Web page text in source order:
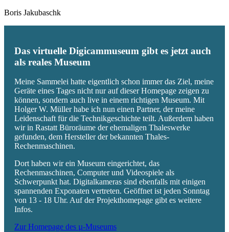
Boris Jakubaschk
Das virtuelle Digicammuseum gibt es jetzt auch
als reales Museum
Meine Sammelei hatte eigentlich schon immer das Ziel, meine
Geräte eines Tages nicht nur auf dieser Homepage zeigen zu
können, sondern auch live in einem richtigen Museum. Mit
Holger W. Müller habe ich nun einen Partner, der meine
Leidenschaft für die Technikgeschichte teilt. Außerdem haben
wir in Rastatt Büroräume der ehemaligen Thaleswerke
gefunden, dem Hersteller der bekannten Thales-
Rechenmaschinen.
Dort haben wir ein Museum eingerichtet, das
Rechenmaschinen, Computer und Videospiele als
Schwerpunkt hat. Digitalkameras sind ebenfalls mit einigen
spannenden Exponaten vertreten. Geöffnet ist jeden Sonntag
von 13 - 18 Uhr. Auf der Projekthomepage gibt es weitere
Infos.
Zur Homepage des µ-Museums